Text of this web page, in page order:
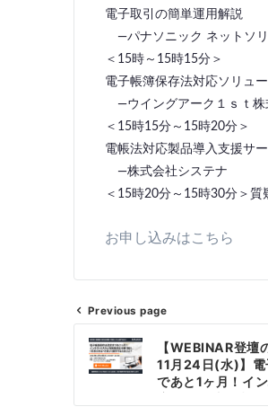
電子取引の簡単運用解説
―パナソニック ネットソ
＜15時～15時15分＞
電子帳簿保存法対応ソリュ
―ウイングアーク１ｓｔ株
＜15時15分～15時20分＞
電帳法対応製品導入支援サ
―株式会社システナ
＜15時20分～15時30分＞ 質
お申し込みはこちら
Previous page
【WEBINAR登
11月24日(水)】電
であと1ヶ月！イ